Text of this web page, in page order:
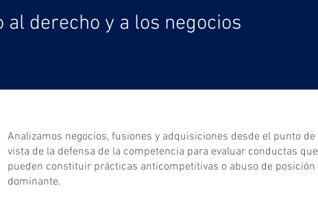
derecho y a los negocios
Analizamos negocios, fusiones y adquisiciones desde el punto de
vista de la defensa de la competencia para evaluar conductas que
pueden constituir prácticas anticompetitivas o abuso de posición
dominante.